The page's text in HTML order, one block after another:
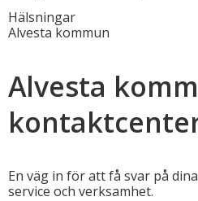
Hälsningar
Alvesta kommun
Alvesta
En väg in för att få svar på
service och verksamhet.